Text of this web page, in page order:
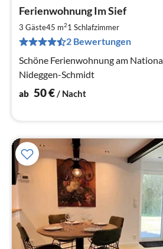
Ferienwohnung Im Sief
3 Gäste45 m21 Schlafzimmer
2 Bewertungen
Schöne Ferienwohnung am
Nideggen-Schmidt
ab 50€/ Nacht